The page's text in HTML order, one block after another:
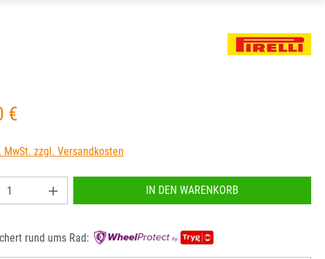
€
MwSt. zzgl. Versandkosten
Anzahl: Gib den gewünschten Wert ein oder
IN DEN WARENKORB
rund ums Rad: